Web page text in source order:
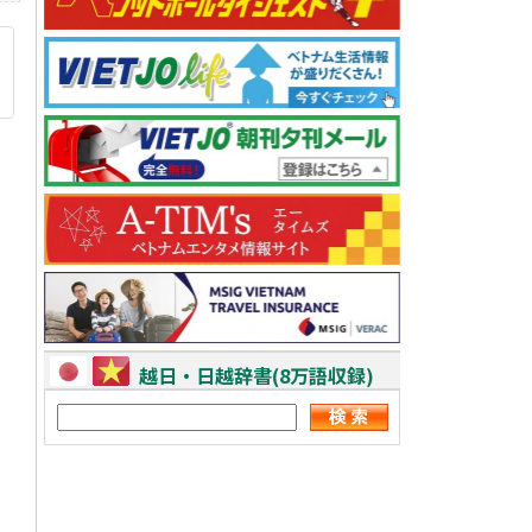
越日・日越辞書(8万語収録)